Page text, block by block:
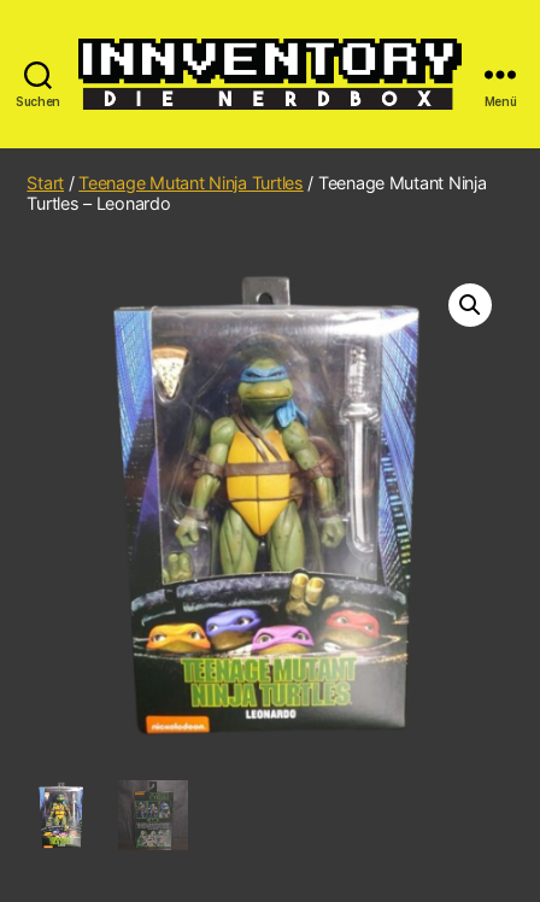
Suchen Menü
Start /Teenage Mutant Ninja Turtles / Teenage Mutant Ninja
Turtles – Leonardo